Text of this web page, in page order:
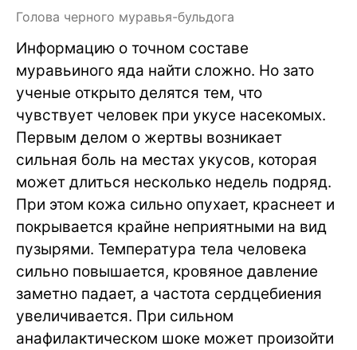
Голова черного муравья-бульдога
Информацию о точном составе
муравьиного яда найти сложно. Но зато
ученые открыто делятся тем, что
чувствует человек при укусе насекомых.
Первым делом о жертвы возникает
сильная боль на местах укусов, которая
может длиться несколько недель подряд.
При этом кожа сильно опухает, краснеет и
покрывается крайне неприятными на вид
пузырями. Температура тела человека
сильно повышается, кровяное давление
заметно падает, а частота сердцебиения
увеличивается. При сильном
анафилактическом шоке может произойти